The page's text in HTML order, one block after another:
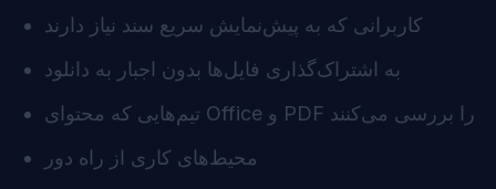
کاربرانی که به پیش‌نمایش سریع سند نیاز دارند
به اشتراک‌گذاری فایل‌ها بدون اجبار به دانلود
تیم‌هایی که محتوای Office و PDF را بررسی می‌کنند
محیط‌های کاری از راه دور